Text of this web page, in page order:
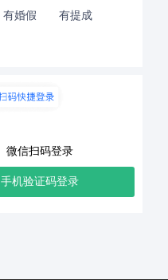
有婚假 有提成
微信扫码登录
手机验证码登录